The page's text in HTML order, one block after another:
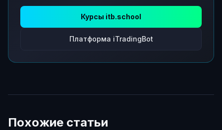
Курсы itb.school
Платформа iTradingBot
Похожие статьи